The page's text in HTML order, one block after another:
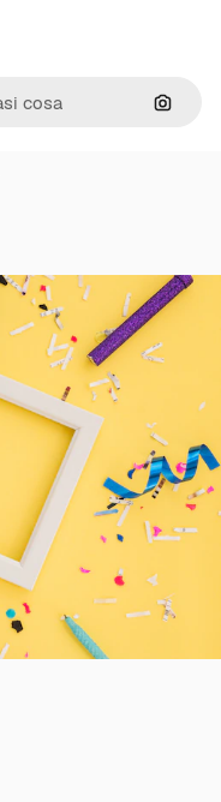
Cerca